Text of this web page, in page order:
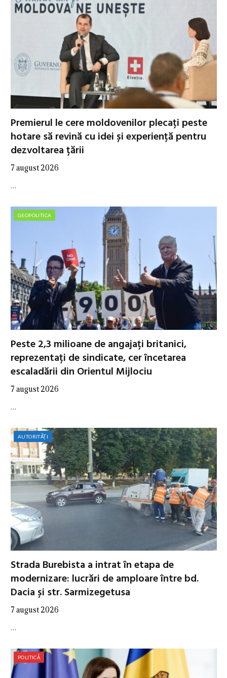
Premierul le cere moldovenilor plecați peste
hotare să revină cu idei și experiență pentru
dezvoltarea țării
7 august 2026
…
GEOPOLITICA
Peste 2,3 milioane de angajați britanici,
reprezentați de sindicate, cer încetarea
escaladării din Orientul Mijlociu
7 august 2026
…
AUTORITĂȚI
Strada Burebista a intrat în etapa de
modernizare: lucrări de amploare între bd.
Dacia și str. Sarmizegetusa
7 august 2026
…
POLITICĂ